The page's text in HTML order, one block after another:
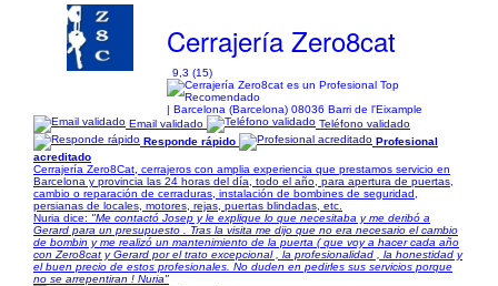
Cerrajería Zero8cat
9,3 (15)
| Barcelona (Barcelona) 08036 Barri de l'Eixample
Email validado
Teléfono validado
Responde rápido
Profesional
acreditado
Cerrajería Zero8Cat, cerrajeros con amplia experiencia que prestamos servicio en
Barcelona y provincia las 24 horas del día, todo el año, para apertura de puertas,
cambio o reparación de cerraduras, instalación de bombines de seguridad,
persianas de locales, motores, rejas, puertas blindadas, etc.
Nuria dice: "Me contactó Josep y le explique lo que necesitaba y me deribó a
Gerard para un presupuesto . Tras la visita me dijo que no era necesario el cambio
de bombin y me realizó un mantenimiento de la puerta ( que voy a hacer cada año
con Zero8cat y Gerard por el trato excepcional , la profesionalidad , la honestidad y
el buen precio de estos profesionales. No duden en pedirles sus servicios porque
no se arrepentiran ! Nuria"